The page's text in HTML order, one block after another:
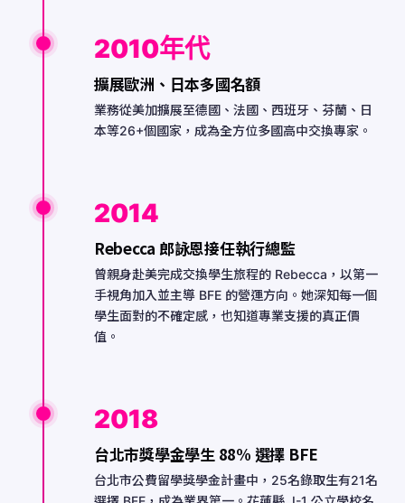
2010年代
擴展歐洲、日本多國名額
業務從美加擴展至德國、法國、西班牙、芬蘭、日
本等26+個國家，成為全方位多國高中交換專家。
2014
Rebecca 郎詠恩接任執行總監
曾親身赴美完成交換學生旅程的 Rebecca，以第一
手視角加入並主導 BFE 的營運方向。她深知每一個
學生面對的不確定感，也知道專業支援的真正價
值。
2018
台北市獎學金學生 88% 選擇 BFE
台北市公費留學獎學金計畫中，25名錄取生有21名